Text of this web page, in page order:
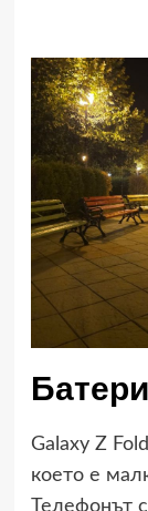
Galaxy Z
което е